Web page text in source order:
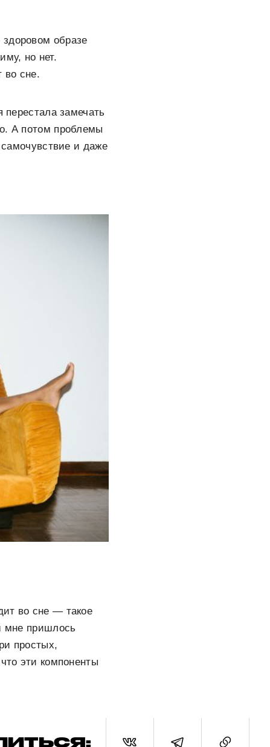
образе
но нет.
во сне.
замечать
А потом проблемы
и даже
во сне — такое
мне пришлось
простых,
эти компоненты